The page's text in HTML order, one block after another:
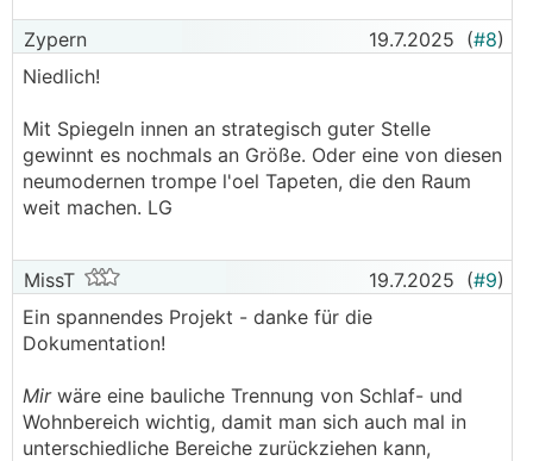
Zypern 19.7.2025 (#8)
Niedlich!
Mit Spiegeln innen an strategisch guter Stelle
gewinnt es nochmals an Größe. Oder eine von diesen
neumodernen trompe l'oel Tapeten, die den Raum
weit machen. LG
MissT 19.7.2025 (#9)
Ein spannendes Projekt - danke für die
Dokumentation!
Mirwäre eine bauliche Trennung von Schlaf- und
Wohnbereich wichtig, damit man sich auch mal in
unterschiedliche Bereiche zurückziehen kann,